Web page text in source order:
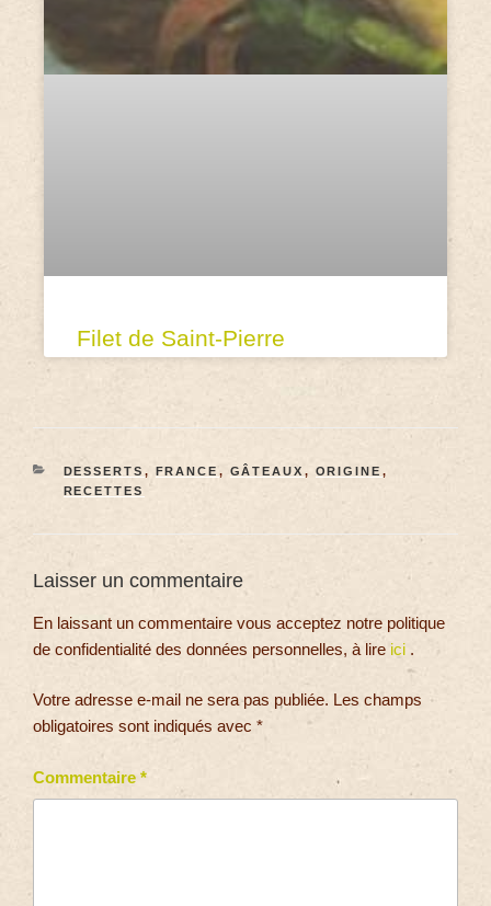
Filet de Saint-Pierre
DESSERTS , FRANCE , GÂTEAUX , ORIGINE ,
RECETTES
Laisser un commentaire
En laissant un commentaire vous acceptez notre politique
de confidentialité des données personnelles, à lire ici .
Votre adresse e-mail ne sera pas publiée. Les champs
obligatoires sont indiqués avec *
Commentaire *